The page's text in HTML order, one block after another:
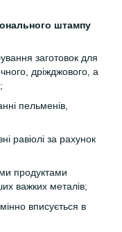
штампу
заготовок для
дріжджового, а
пельменів,
равіолі за рахунок
продуктами
важких металів;
вписується в